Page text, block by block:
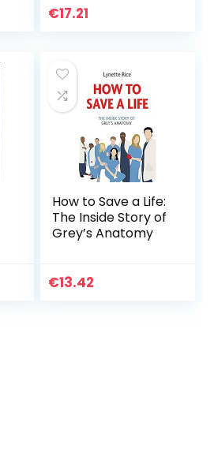
Beweglichkeit und
€17.21
How to Save a Life:
The Inside Story of
Grey’s Anatomy
€13.42